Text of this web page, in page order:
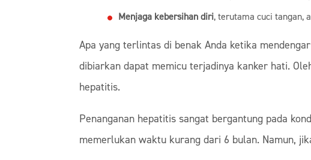
Menjaga kebersihan diri, terutama cuci tangan,
Apa yang terlintas di benak Anda ketika
dibiarkan dapat memicu terjadinya kanker hati.
hepatitis.
Penanganan hepatitis sangat bergantung pada
memerlukan waktu kurang dari 6 bulan. Namun,